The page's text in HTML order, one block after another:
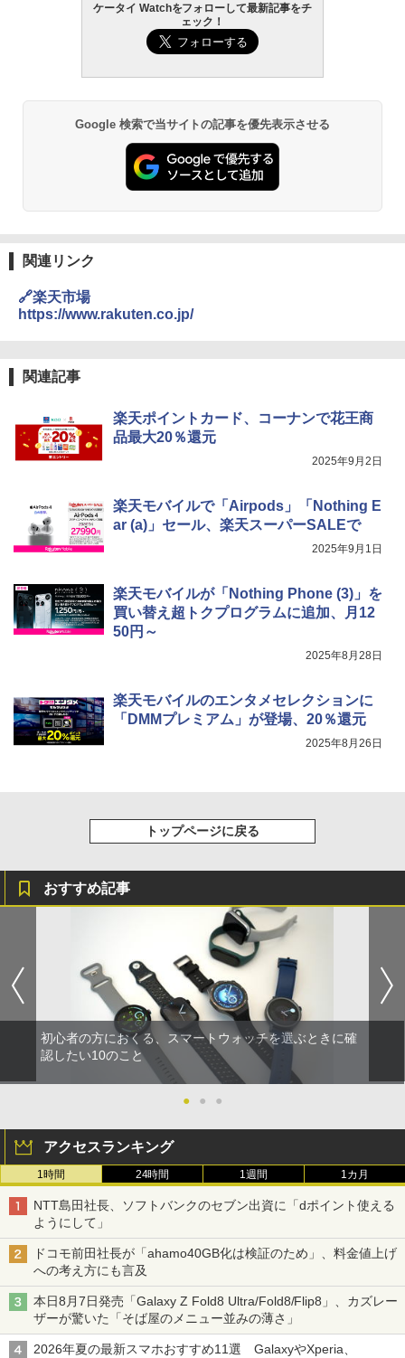
ケータイ Watchをフォローして最新記事をチ
ェック！
Google 検索で当サイトの記事を優先表示させる
関連リンク
🔗楽天市場
https://www.rakuten.co.jp/
関連記事
楽天ポイントカード、コーナンで花王商
品最大20％還元
2025年9月2日
楽天モバイルで「Airpods」「Nothing E
ar (a)」セール、楽天スーパーSALEで
2025年9月1日
楽天モバイルが「Nothing Phone (3)」を
買い替え超トクプログラムに追加、月12
50円～
2025年8月28日
楽天モバイルのエンタメセレクションに
「DMMプレミアム」が登場、20％還元
2025年8月26日
トップページに戻る
おすすめ記事
初心者の方におくる、スマートウォッチを選ぶときに確
認したい10のこと
● ● ●
アクセスランキング
1時間 24時間 1週間 1カ月
NTT島田社長、ソフトバンクのセブン出資に「dポイント使える
ようにして」
ドコモ前田社長が「ahamo40GB化は検証のため」、料金値上げ
への考え方にも言及
本日8月7日発売「Galaxy Z Fold8 Ultra/Fold8/Flip8」、カズレー
ザーが驚いた「そば屋のメニュー並みの薄さ」
2026年夏の最新スマホおすすめ11選 GalaxyやXperia、